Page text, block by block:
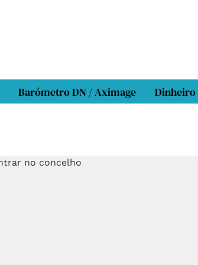
Barómetro DN / Aximage Dinheiro